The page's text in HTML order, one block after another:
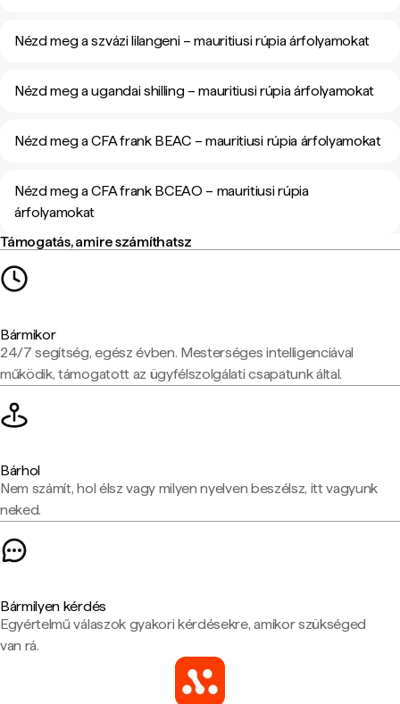
Nézd meg a szvázi lilangeni – mauritiusi rúpia árfolyamokat
Nézd meg a ugandai shilling – mauritiusi rúpia árfolyamokat
Nézd meg a CFA frank BEAC – mauritiusi rúpia árfolyamokat
Nézd meg a CFA frank BCEAO – mauritiusi rúpia
árfolyamokat
Támogatás, amire számíthatsz
Bármikor
24/7 segítség, egész évben. Mesterséges intelligenciával
működik, támogatott az ügyfélszolgálati csapatunk által.
Bárhol
Nem számít, hol élsz vagy milyen nyelven beszélsz, itt vagyunk
neked.
Bármilyen kérdés
Egyértelmű válaszok gyakori kérdésekre, amikor szükséged
van rá.